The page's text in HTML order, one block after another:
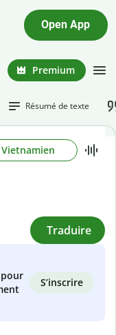
Open App
Premium
Résumé de texte
Vietnamien
Traduire
S’inscrire